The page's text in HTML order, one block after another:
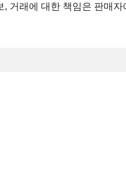
거래에 대한 책임은 판매자